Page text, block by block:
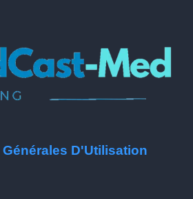
D'Utilisation